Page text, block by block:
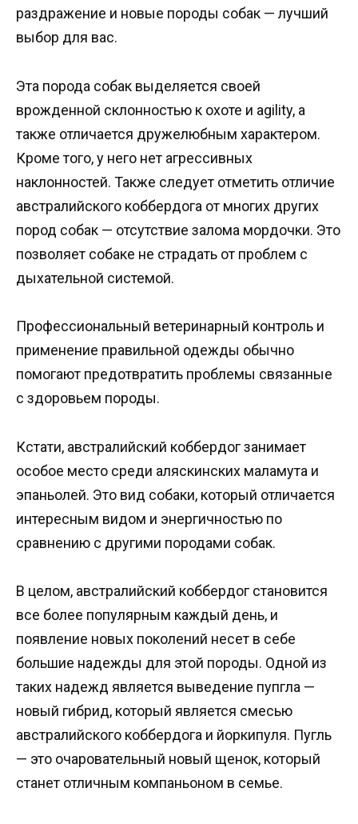
раздражение и новые породы собак — лучший
выбор для вас.
Эта порода собак выделяется своей
врожденной склонностью к охоте и agility, а
также отличается дружелюбным характером.
Кроме того, у него нет агрессивных
наклонностей. Также следует отметить отличие
австралийского коббердога от многих других
пород собак — отсутствие залома мордочки. Это
позволяет собаке не страдать от проблем с
дыхательной системой.
Профессиональный ветеринарный контроль и
применение правильной одежды обычно
помогают предотвратить проблемы связанные
с здоровьем породы.
Кстати, австралийский коббердог занимает
особое место среди аляскинских маламута и
эпаньолей. Это вид собаки, который отличается
интересным видом и энергичностью по
сравнению с другими породами собак.
В целом, австралийский коббердог становится
все более популярным каждый день, и
появление новых поколений несет в себе
большие надежды для этой породы. Одной из
таких надежд является выведение пупгла —
новый гибрид, который является смесью
австралийского коббердога и йоркипуля. Пугль
— это очаровательный новый щенок, который
станет отличным компаньоном в семье.